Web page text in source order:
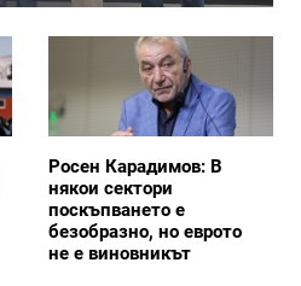
Росен Карадимов: В
някои сектори
поскъпването е
безобразно, но еврото
не е виновникът